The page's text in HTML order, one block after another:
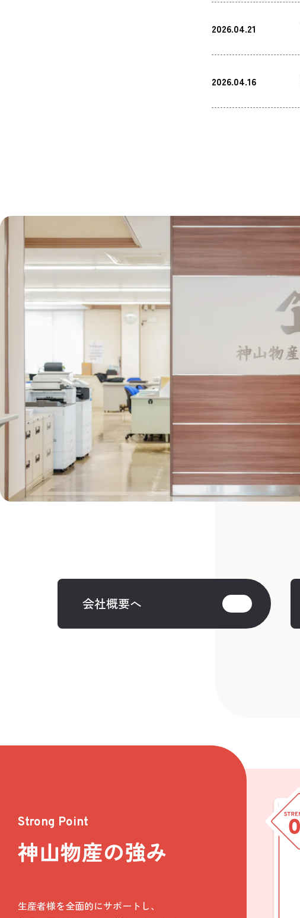
2026.04.21
2026.04.16
会社概要へ
Strong Point
神山物産の強み
生産者様を全面的にサポートし、